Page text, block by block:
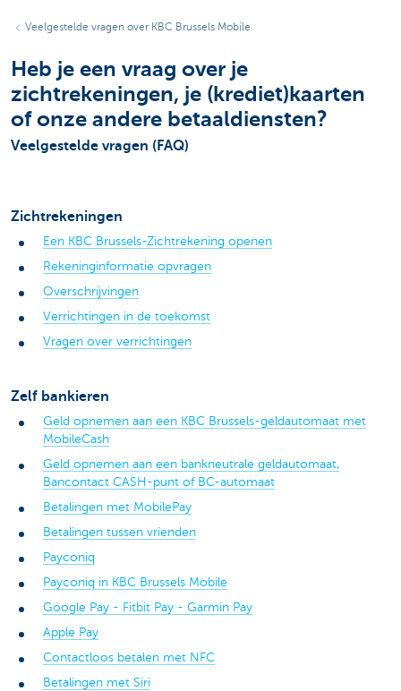
Veelgestelde vragen over KBC Brussels Mobile
Heb je een vraag over je
zichtrekeningen, je (krediet)kaarten
of onze andere betaaldiensten?
Veelgestelde vragen (FAQ)
Zichtrekeningen
Een KBC Brussels-Zichtrekening openen
Rekeninginformatie opvragen
Overschrijvingen
Verrichtingen in de toekomst
Vragen over verrichtingen
Zelf bankieren
Geld opnemen aan een KBC Brussels-geldautomaat met
MobileCash
Geld opnemen aan een bankneutrale geldautomaat,
Bancontact CASH-punt of BC-automaat
Betalingen met MobilePay
Betalingen tussen vrienden
Payconiq
Payconiq in KBC Brussels Mobile
Google Pay - Fitbit Pay - Garmin Pay
Apple Pay
Contactloos betalen met NFC
Betalingen met Siri